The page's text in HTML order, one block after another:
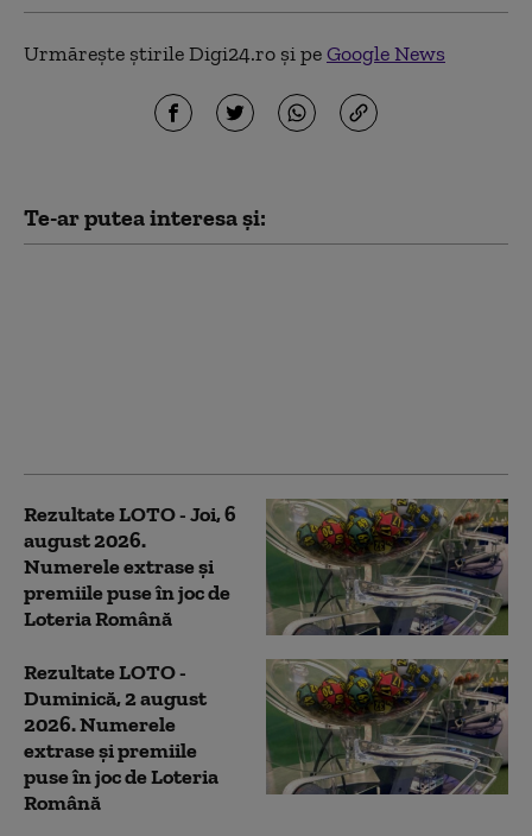
Urmărește știrile Digi24.ro și peGoogle News
Te-ar putea interesa și:
Rezultate LOTO - Joi, 6
august 2026.
Numerele extrase și
premiile puse în joc de
Loteria Română
Rezultate LOTO -
Duminică, 2 august
2026. Numerele
extrase și premiile
puse în joc de Loteria
Română